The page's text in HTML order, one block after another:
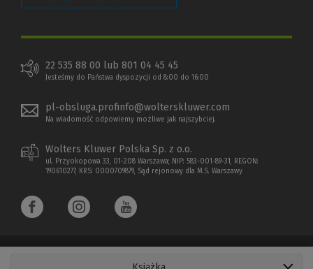
22 535 88 00 lub 801 04 45 45
Jesteśmy do Państwa dyspozycji od 8:00 do 16:00
pl-obsluga.profinfo@wolterskluwer.com
Na wiadomość odpowiemy możliwe jak najszybciej.
Wolters Kluwer Polska Sp. z o.o.
ul. Przyokopowa 33, 01-208 Warszawa; NIP: 583-001-89-31, REGON:
190610277, KRS: 0000709879, Sąd rejonowy dla M.S. Warszawy